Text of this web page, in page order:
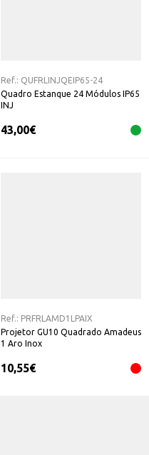
Ref.: QUFRLINJQEIP65-24
Quadro Estanque 24 Módulos IP65
INJ
43,00€
Ref.: PRFRLAMD1LPAIX
Projetor GU10 Quadrado Amadeus
1 Aro Inox
10,55€